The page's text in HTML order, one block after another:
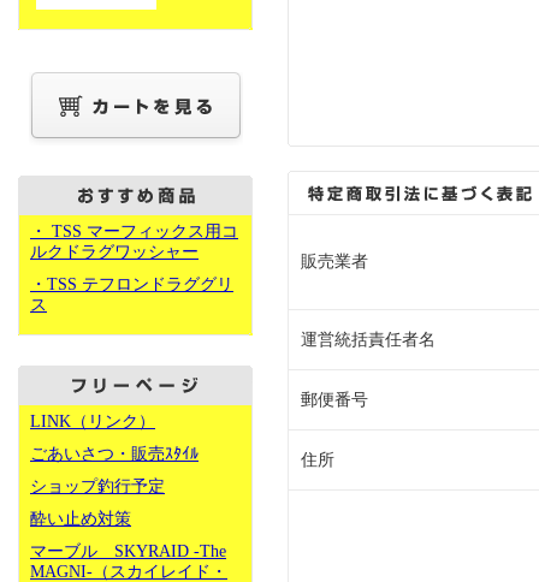
・ TSS マーフィックス用コ
ルクドラグワッシャー
・TSS テフロンドラググリ
ス
LINK（リンク）
ごあいさつ・販売ｽﾀｲﾙ
ショップ釣行予定
酔い止め対策
マーブル SKYRAID -The
MAGNI-（スカイレイド・
販売業者
運営統括責任者名
郵便番号
住所